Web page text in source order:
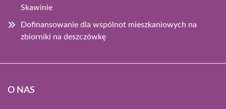
Skawinie
Dofinansowanie dla wspólnot mieszkaniowych na
zbiorniki na deszczówkę
O NAS